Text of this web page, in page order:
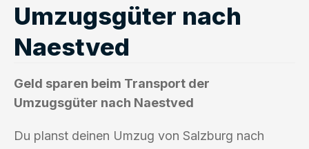
Umzugsgüter nach
Naestved
Geld sparen beim Transport der
Umzugsgüter nach Naestved
Du planst deinen Umzug von Salzburg nach